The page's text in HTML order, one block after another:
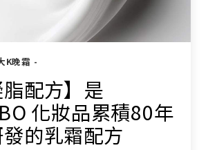
K晚霜 -
脂配方】是
化妝品累積80年
的乳霜配方